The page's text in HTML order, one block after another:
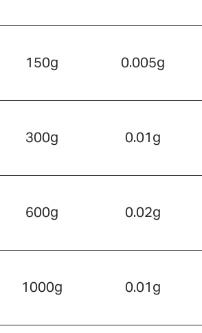
150g 0.005g
300g 0.01g
600g 0.02g
1000g 0.01g